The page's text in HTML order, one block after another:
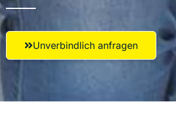
Unverbindlich anfragen